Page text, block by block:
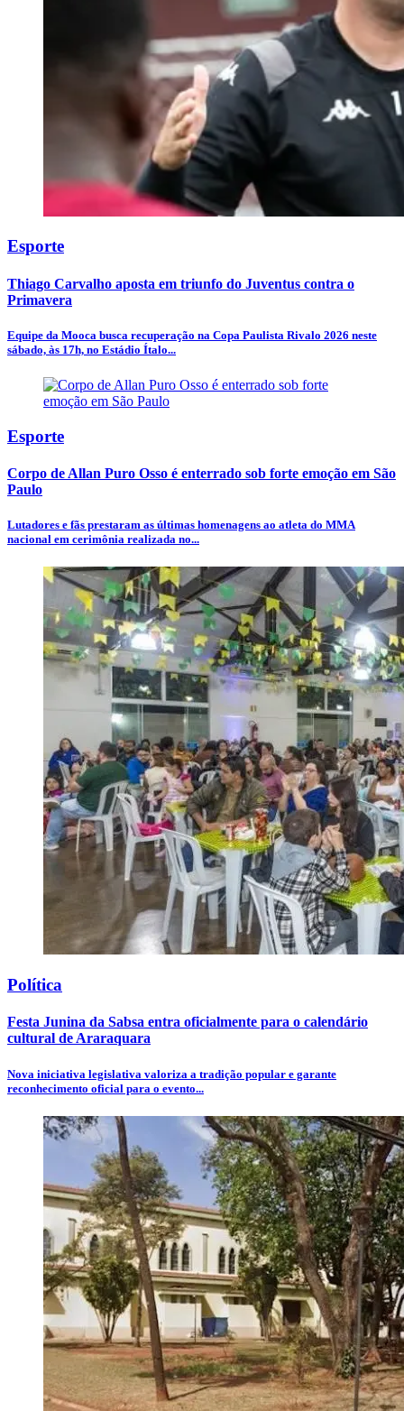
Esporte
Thiago Carvalho aposta em triunfo do Juventus contra o
Primavera
Equipe da Mooca busca recuperação na Copa Paulista Rivalo 2026 neste
sábado, às 17h, no Estádio Ítalo...
Esporte
Corpo de Allan Puro Osso é enterrado sob forte emoção em São
Paulo
Lutadores e fãs prestaram as últimas homenagens ao atleta do MMA
nacional em cerimônia realizada no...
Política
Festa Junina da Sabsa entra oficialmente para o calendário
cultural de Araraquara
Nova iniciativa legislativa valoriza a tradição popular e garante
reconhecimento oficial para o evento...